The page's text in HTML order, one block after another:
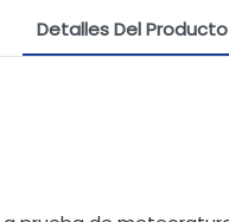
Detalles Del Producto